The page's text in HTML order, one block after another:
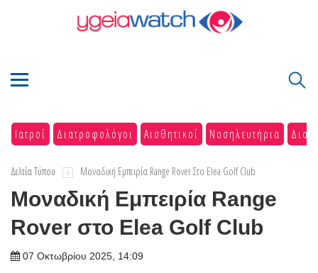
Ιατροί Διατροφολόγοι Αισθητικοί Νοσηλευτήρια
Δελτία Τύπου Μοναδική Εμπειρία Range Rover Στο Elea Golf Club
Μοναδική Εμπειρία Range
Rover στο Elea Golf Club
07 Οκτωβρίου 2025, 14:09